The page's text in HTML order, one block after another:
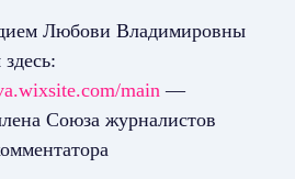
Любови Владимировны
main —
Союза журналистов